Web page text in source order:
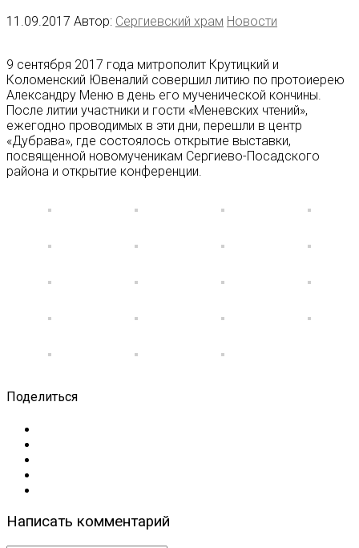
11.09.2017 Автор: Сергиевский храм Новости
9 сентября 2017 года митрополит Крутицкий и
Коломенский Ювеналий совершил литию по протоиерею
Александру Меню в день его мученической кончины.
После литии участники и гости «Меневских чтений»,
ежегодно проводимых в эти дни, перешли в центр
«Дубрава», где состоялось открытие выставки,
посвященной новомученикам Сергиево-Посадского
района и открытие конференции.
Поделиться
Написать комментарий